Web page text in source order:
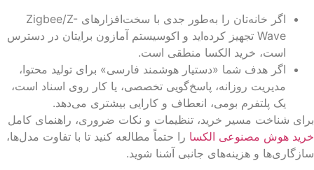
اگر خانه‌تان را به‌طور جدی با سخت‌افزارهای Zigbee/Z-
Wave تجهیز کرده‌اید و اکوسیستم آمازون برایتان در دسترس
است، خرید الکسا منطقی است.
اگر هدف شما «دستیار هوشمند فارسی» برای تولید محتوا،
مدیریت روزانه، پاسخ‌گویی تخصصی، یا کار روی اسناد است،
یک پلتفرم بومی، انعطاف و کارایی بیشتری می‌دهد.
شناخت مسیر خرید، تنظیمات و نکات ضروری، راهنمای کامل
هوش مصنوعی الکسارا حتماً مطالعه کنید تا با تفاوت مدل‌ها،
و هزینه‌های جانبی آشنا شوید.